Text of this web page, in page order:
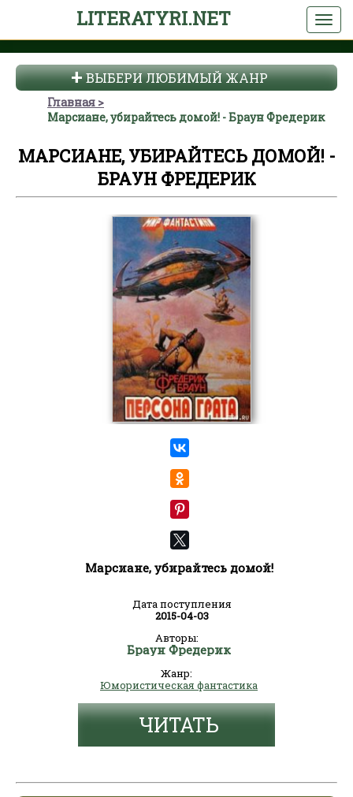
LITERATYRI.NET
ВЫБЕРИ ЛЮБИМЫЙ ЖАНР
Главная
Марсиане, убирайтесь домой! - Браун Фредерик
МАРСИАНЕ, УБИРАЙТЕСЬ ДОМОЙ! -
БРАУН ФРЕДЕРИК
Марсиане, убирайтесь домой!
Дата поступления
2015-04-03
Авторы:
Браун Фредерик
Жанр:
Юмористическая фантастика
ЧИТАТЬ